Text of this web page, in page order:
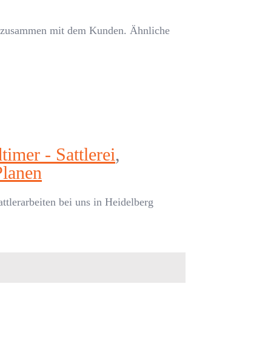
mit dem Kunden. Ähnliche
- Sattlerei,
bei uns in Heidelberg